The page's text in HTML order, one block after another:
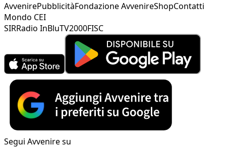
AvvenirePubblicitàFondazione AvvenireShopContatti
Mondo CEI
SIRRadio InBluTV2000FISC
Segui Avvenire su